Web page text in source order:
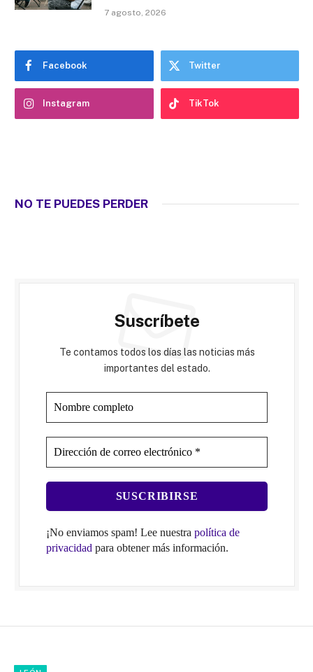
7 agosto, 2026
Facebook Twitter
Instagram TikTok
NO TE PUEDES PERDER
Suscríbete
Te contamos todos los días las noticias más
importantes del estado.
¡No enviamos spam! Lee nuestra política de
privacidad para obtener más información.